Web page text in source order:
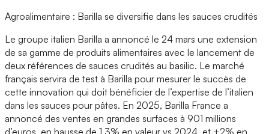
Agroalimentaire : Barilla se diversifie dans les sauces crudités
Le groupe italien Barilla a annoncé le 24 mars une extension
de sa gamme de produits alimentaires avec le lancement de
deux références de sauces crudités au basilic. Le marché
français servira de test à Barilla pour mesurer le succès de
cette innovation qui doit bénéficier de l’expertise de l’italien
dans les sauces pour pâtes. En 2025, Barilla France a
annoncé des ventes en grandes surfaces à 901 millions
d’euros, en hausse de 1,3% en valeur vs 2024, et +2% en